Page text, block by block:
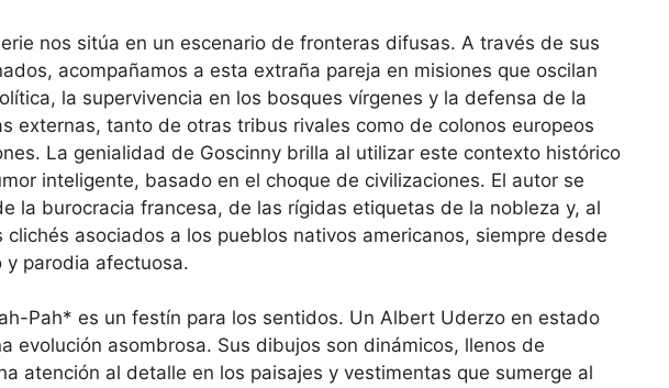
nos sitúa en un escenario de fronteras difusas. A través de sus
acompañamos a esta extraña pareja en misiones que oscilan
la supervivencia en los bosques vírgenes y la defensa de la
externas, tanto de otras tribus rivales como de colonos europeos
La genialidad de Goscinny brilla al utilizar este contexto histórico
inteligente, basado en el choque de civilizaciones. El autor se
la burocracia francesa, de las rígidas etiquetas de la nobleza y, al
clichés asociados a los pueblos nativos americanos, siempre desde
y parodia afectuosa.
Pah* es un festín para los sentidos. Un Albert Uderzo en estado
evolución asombrosa. Sus dibujos son dinámicos, llenos de
atención al detalle en los paisajes y vestimentas que sumerge al